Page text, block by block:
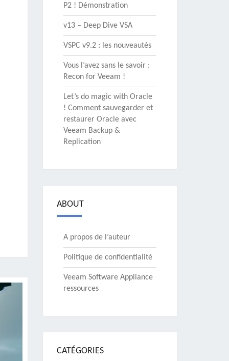
P2 ! Démonstration
v13 – Deep Dive VSA
VSPC v9.2 : les nouveautés
Vous l’avez sans le savoir :
Recon for Veeam !
Let’s do magic with Oracle
! Comment sauvegarder et
restaurer Oracle avec
Veeam Backup &
Replication
ABOUT
A propos de l’auteur
Politique de confidentialité
Veeam Software Appliance
ressources
CATÉGORIES